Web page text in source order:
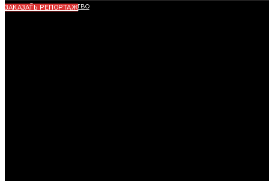
Сотрудничество
ЗАКАЗАТЬ РЕПОРТАЖ